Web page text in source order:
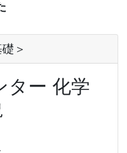
＞
ター 化学